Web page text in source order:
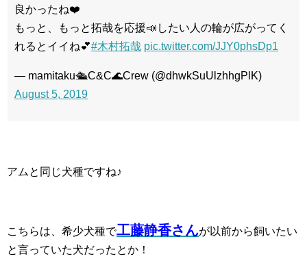
良かったね❤️
もっと、もっと拓哉を応援📣したい人の輪が広がってく
れるとイイね💕#木村拓哉 pic.twitter.com/JJY0phsDp1
— mamitaku🛳C&C🌊Crew (@dhwkSuUlzhhgPlK)
August 5, 2019
アムと同じ犬種ですね♪
こちらは、希少犬種で工藤静香さんが以前から飼いたい
と言っていた犬だったとか！